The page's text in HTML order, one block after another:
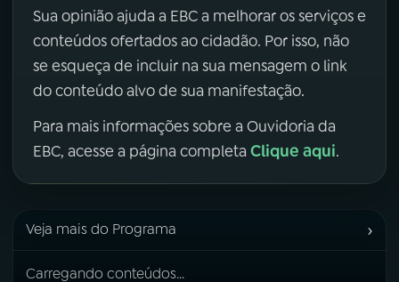
Sua opinião ajuda a EBC a melhorar os serviços e
conteúdos ofertados ao cidadão. Por isso, não
se esqueça de incluir na sua mensagem o link
do conteúdo alvo de sua manifestação.
Para mais informações sobre a Ouvidoria da
EBC, acesse a página completa Clique aqui.
Veja mais do Programa ›
Carregando conteúdos...